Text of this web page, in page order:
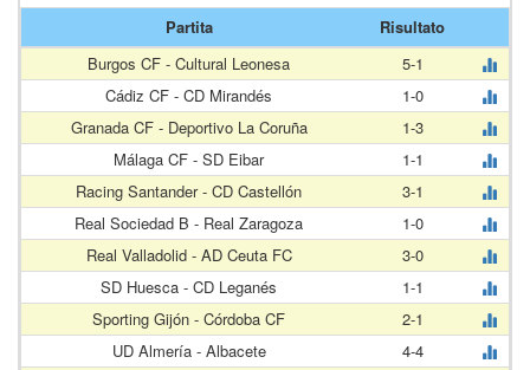
Partita
Risultato
Burgos CF - Cultural Leonesa
5-1
Cádiz CF - CD Mirandés
1-0
Granada CF - Deportivo La Coruña
1-3
Málaga CF - SD Eibar
1-1
Racing Santander - CD Castellón
3-1
Real Sociedad B - Real Zaragoza
1-0
Real Valladolid - AD Ceuta FC
3-0
SD Huesca - CD Leganés
1-1
Sporting Gijón - Córdoba CF
2-1
UD Almería - Albacete
4-4